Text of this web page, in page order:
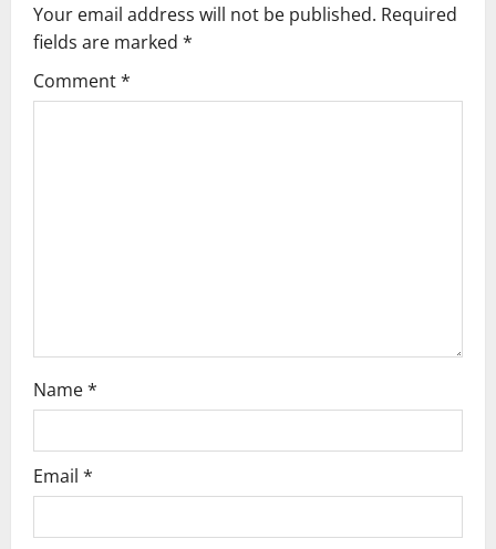
Your email address will not be published. Required
fields are marked *
Comment*
Name*
Email *